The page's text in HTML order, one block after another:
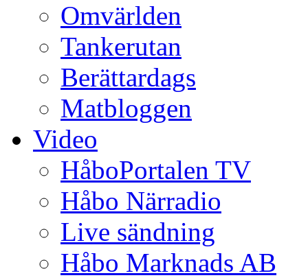
Omvärlden
Tankerutan
Berättardags
Matbloggen
Video
HåboPortalen TV
Håbo Närradio
Live sändning
Håbo Marknads AB